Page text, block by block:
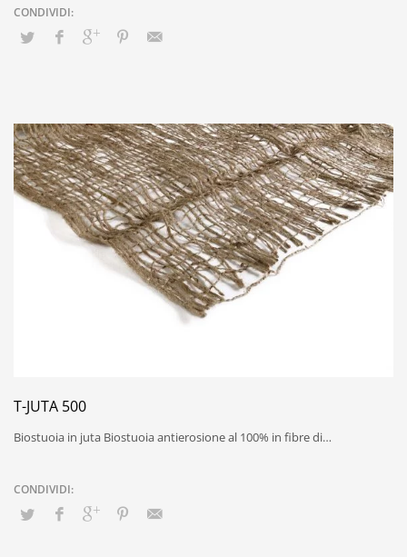
T-JUTA 500
Biostuoia in juta Biostuoia antierosione al 100% in fibre di…